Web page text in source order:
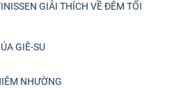
GIẢI THÍCH VỀ ĐÊM TỐI
GIÊ-SU
NHƯỜNG